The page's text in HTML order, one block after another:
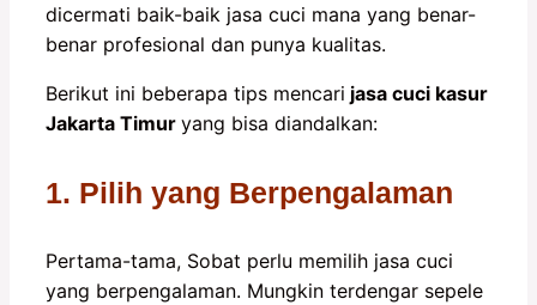
dicermati baik-baik jasa cuci mana yang benar-
benar profesional dan punya kualitas.
Berikut ini beberapa tips mencari jasa cuci kasur
Jakarta Timur yang bisa diandalkan:
1. Pilih yang Berpengalaman
Pertama-tama, Sobat perlu memilih jasa cuci
yang berpengalaman. Mungkin terdengar sepele